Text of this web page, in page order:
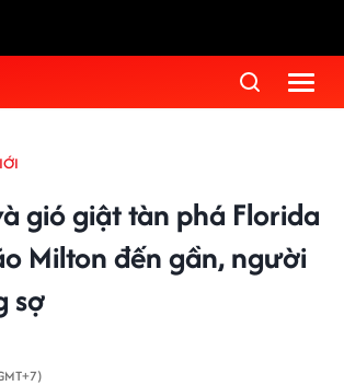
gió giật tàn phá Florida
Milton đến gần, người
sợ